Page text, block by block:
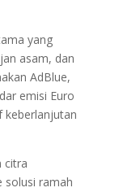
yang
asam, dan
AdBlue,
emisi Euro
keberlanjutan
citra
solusi ramah